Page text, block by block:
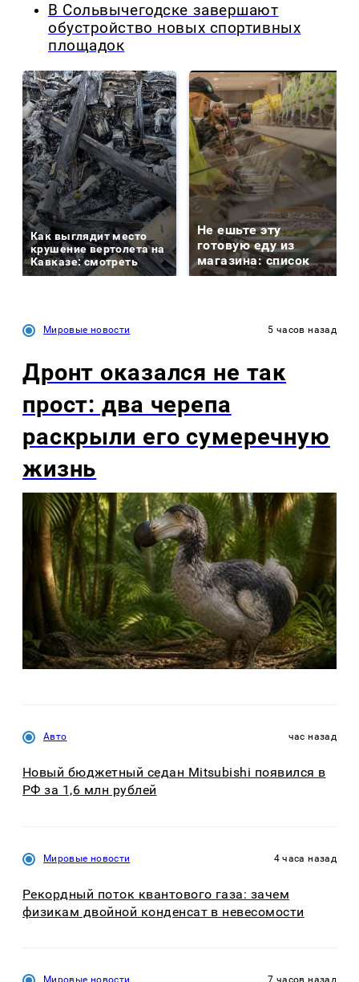
В Сольвычегодске завершают
обустройство новых спортивных
площадок
Как выглядит место
крушение вертолета на
Кавказе: смотреть
Не ешьте эту
готовую еду из
магазина: список
Мировые новости 5 часов назад
Дронт оказался не так
прост: два черепа
раскрыли его сумеречную
жизнь
Авто час назад
Новый бюджетный седан Mitsubishi появился в
РФ за 1,6 млн рублей
Мировые новости 4 часа назад
Рекордный поток квантового газа: зачем
физикам двойной конденсат в невесомости
Мировые новости 7 часов назад